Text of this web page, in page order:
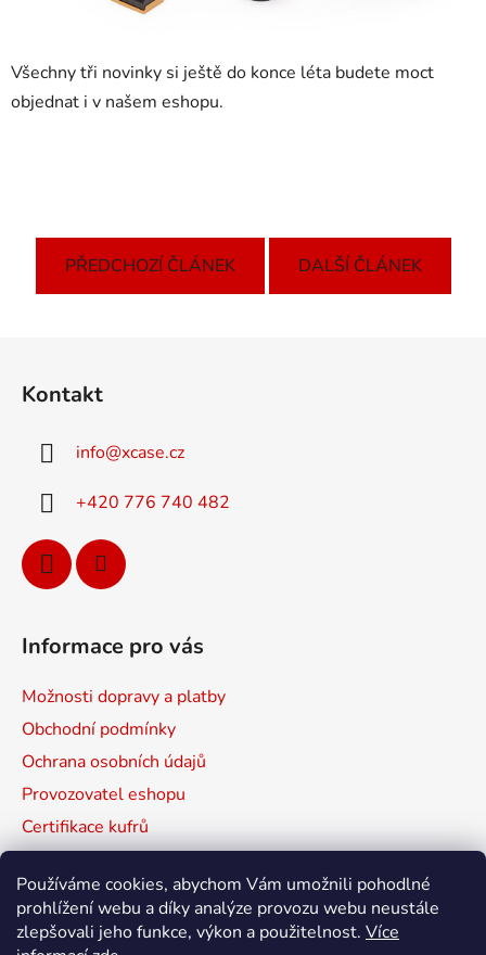
Používáme cookies, abychom Vám umožnili pohodlné
prohlížení webu a díky analýze provozu webu neustále
zlepšovali jeho funkce, výkon a použitelnost. Více
Všechny tři novinky si ještě do konce léta budete moct
objednat i v našem eshopu.
PŘEDCHOZÍ ČLÁNEK DALŠÍ ČLÁNEK
Kontakt
info@xcase.cz
+420 776 740 482
Informace pro vás
Možnosti dopravy a platby
Obchodní podmínky
Ochrana osobních údajů
Provozovatel eshopu
Certifikace kufrů
Mapa serveru